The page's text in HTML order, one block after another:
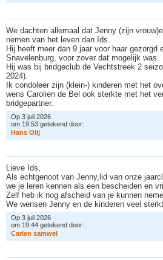
We dachten allemaal dat Jenny (zijn
nemen van het leven dan Ids.
Hij heeft meer dan 9 jaar voor haar gezorgd
Snavelenburg, voor zover dat mogelijk was.
Hij was bij bridgeclub de Vechtstreek 2
2024).
Ik condoleer zijn (klein-) kinderen met het
wens Carolien de Bel ook sterkte met het
bridgepartner.
Op 3 juli 2026
om 19:53 getekend door:
Hans O ij
Lieve Ids,
Als echtgenoot van Jenny,lid van onze
we je leren kennen als een bescheiden en
Zelf heb ik nog afscheid van je kunnen
We wensen Jenny en de kinderen veel
Op 3 juli 2026
om 19:44 getekend door:
Carien samwe